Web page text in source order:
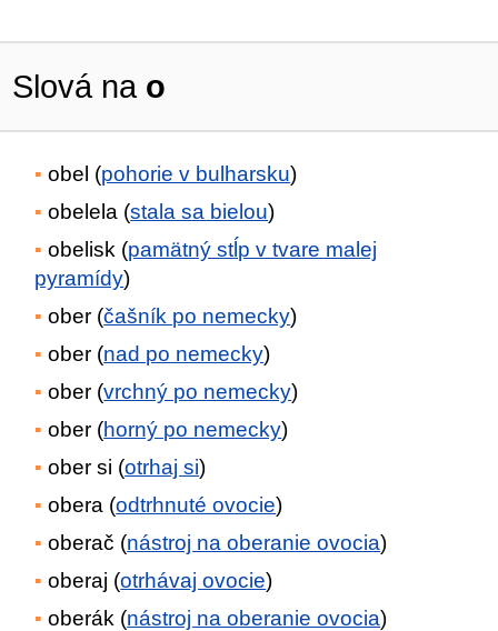
Slová na o
obel (pohorie v bulharsku)
obelela (stala sa bielou)
obelisk (pamätný stĺp v tvare malej
pyramídy)
ober (čašník po nemecky)
ober (nad po nemecky)
ober (vrchný po nemecky)
ober (horný po nemecky)
ober si (otrhaj si)
obera (odtrhnuté ovocie)
oberač (nástroj na oberanie ovocia)
oberaj (otrhávaj ovocie)
oberák (nástroj na oberanie ovocia)